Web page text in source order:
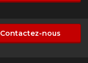
Contactez-nous